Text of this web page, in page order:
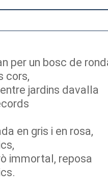
per un bosc de
cors,
jardins davalla
en gris i en rosa,
immortal, reposa